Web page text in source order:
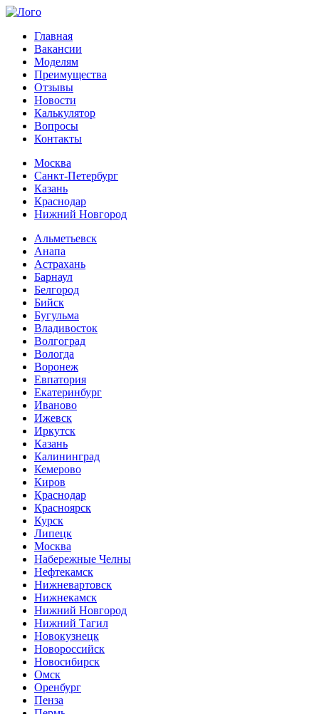
Главная
Вакансии
Моделям
Преимущества
Отзывы
Новости
Калькулятор
Вопросы
Контакты
Москва
Санкт-Петербург
Казань
Краснодар
Нижний Новгород
Альметьевск
Анапа
Астрахань
Барнаул
Белгород
Бийск
Бугульма
Владивосток
Волгоград
Вологда
Воронеж
Евпатория
Екатеринбург
Иваново
Ижевск
Иркутск
Казань
Калининград
Кемерово
Киров
Краснодар
Красноярск
Курск
Липецк
Москва
Набережные Челны
Нефтекамск
Нижневартовск
Нижнекамск
Нижний Новгород
Нижний Тагил
Новокузнецк
Новороссийск
Новосибирск
Омск
Оренбург
Пенза